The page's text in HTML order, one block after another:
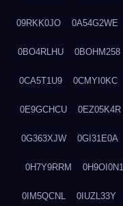
09RKK0JO 0A54G2WE
0BO4RLHU 0BOHM258
0CA5T1U9 0CMYI0KC
0E9GCHCU 0EZ05K4R
0G363XJW 0GI31E0A
0H7Y9RRM 0H9OI0N1
0IM5QCNL 0IUZL33Y